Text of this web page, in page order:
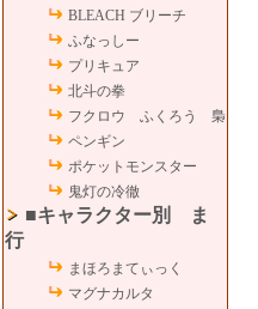
BLEACH ブリーチ
ふなっしー
プリキュア
北斗の拳
フクロウ ふくろう 梟
ペンギン
ポケットモンスター
鬼灯の冷徹
■キャラクター別 ま
行
まほろまてぃっく
マグナカルタ